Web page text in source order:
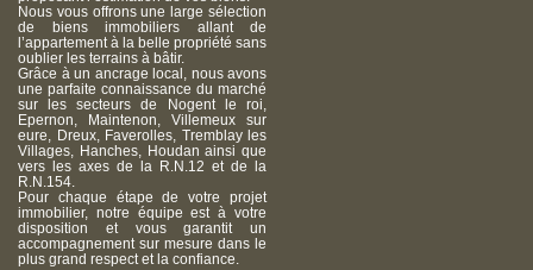
Nous vous offrons une large sélection
de biens immobiliers allant de
l’appartement à la belle propriété sans
oublier les terrains à bâtir.
Grâce à un ancrage local, nous avons
une parfaite connaissance du marché
sur les secteurs de Nogent le roi,
Epernon, Maintenon, Villemeux sur
eure, Dreux, Faverolles, Tremblay les
Villages, Hanches, Houdan ainsi que
vers les axes de la R.N.12 et de la
R.N.154.
Pour chaque étape de votre projet
immobilier, notre équipe est à votre
disposition et vous garantit un
accompagnement sur mesure dans le
plus grand respect et la confiance.